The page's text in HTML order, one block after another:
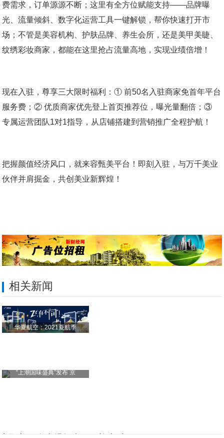
费需求，订单源源不断；这里有全方位赋能支持——品牌曝
光、流量倾斜、数字化运营工具一键解锁，帮你快速打开市
场；不管是美容机构、护肤品牌、养生会所，还是美甲美睫、
纹绣彩妆商家，都能在这里抢占流量高地，实现业绩倍增！
现在入驻，尊享三大限时福利：① 前50名入驻商家免首年平台
服务费；② 优质商家优先登上首页推荐位，曝光量翻倍；③
专属运营团队1对1指导，从店铺搭建到营销推广全程护航！
把握颜值经济风口，就来容甄美平台！即刻入驻，与万千美业
伙伴并肩掘金，共创美业新辉煌！
相关新闻
华夏航空：2021夏航季
“上潮国味盛典”发布 京